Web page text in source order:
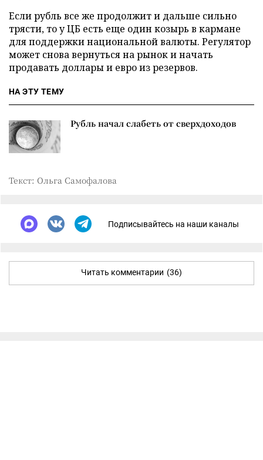
Если рубль все же продолжит и дальше сильно
трясти, то у ЦБ есть еще один козырь в кармане
для поддержки национальной валюты. Регулятор
может снова вернуться на рынок и начать
продавать доллары и евро из резервов.
НА ЭТУ ТЕМУ
Рубль начал слабеть от сверхдоходов
Текст: Ольга Самофалова
Подписывайтесь на наши каналы
Читать комментарии (36)